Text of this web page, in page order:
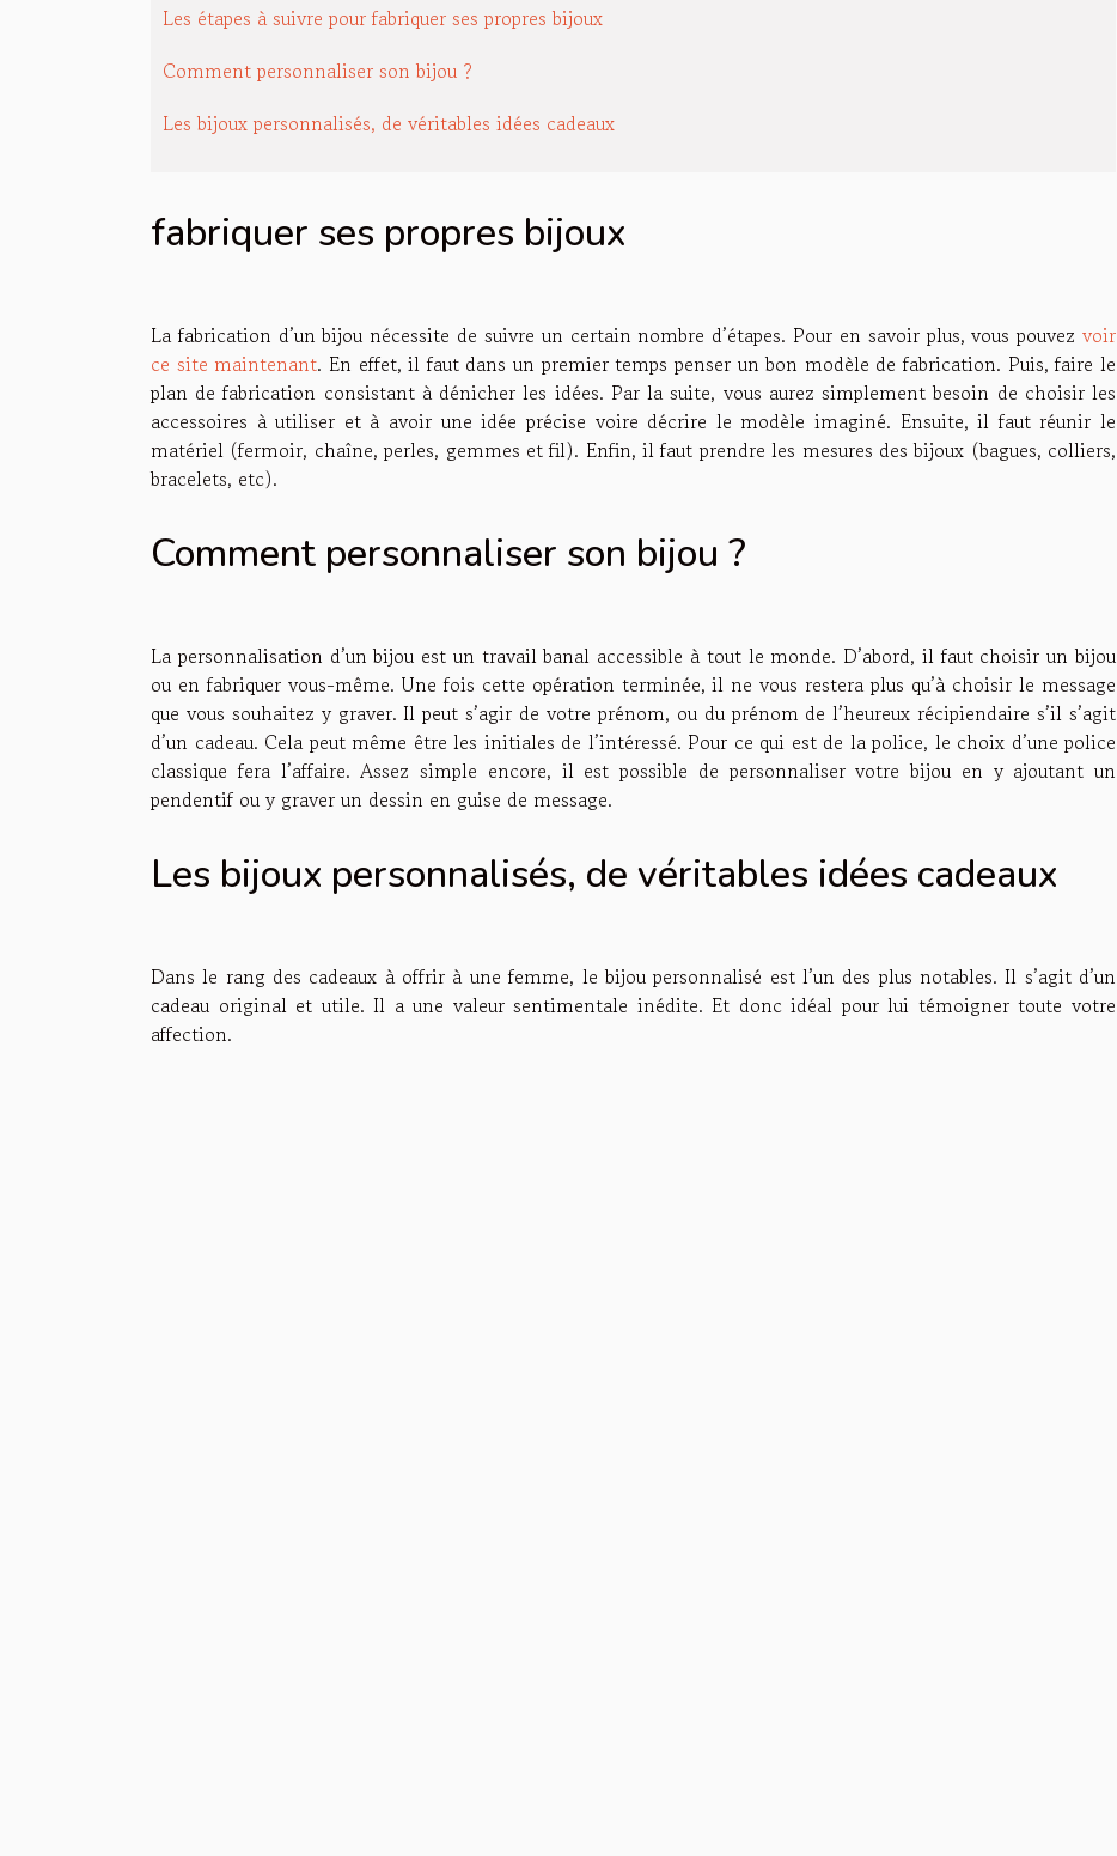
Les étapes à suivre pour fabriquer ses propres bijoux
Comment personnaliser son bijou ?
Les bijoux personnalisés, de véritables idées cadeaux
fabriquer ses propres bijoux
La fabrication d’un bijou nécessite de suivre un certain nombre d’étapes. Pour en savoir plus, vous pouvez voir
ce site maintenant. En effet, il faut dans un premier temps penser un bon modèle de fabrication. Puis, faire le
plan de fabrication consistant à dénicher les idées. Par la suite, vous aurez simplement besoin de choisir les
accessoires à utiliser et à avoir une idée précise voire décrire le modèle imaginé. Ensuite, il faut réunir le
matériel (fermoir, chaîne, perles, gemmes et fil). Enfin, il faut prendre les mesures des bijoux (bagues, colliers,
bracelets, etc).
Comment personnaliser son bijou ?
La personnalisation d’un bijou est un travail banal accessible à tout le monde. D’abord, il faut choisir un bijou
ou en fabriquer vous-même. Une fois cette opération terminée, il ne vous restera plus qu’à choisir le message
que vous souhaitez y graver. Il peut s’agir de votre prénom, ou du prénom de l’heureux récipiendaire s’il s’agit
d’un cadeau. Cela peut même être les initiales de l’intéressé. Pour ce qui est de la police, le choix d’une police
classique fera l’affaire. Assez simple encore, il est possible de personnaliser votre bijou en y ajoutant un
pendentif ou y graver un dessin en guise de message.
Les bijoux personnalisés, de véritables idées cadeaux
Dans le rang des cadeaux à offrir à une femme, le bijou personnalisé est l’un des plus notables. Il s’agit d’un
cadeau original et utile. Il a une valeur sentimentale inédite. Et donc idéal pour lui témoigner toute votre
affection.